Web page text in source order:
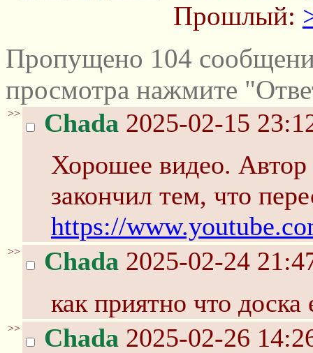
Прошлый:
Пропущено 104
просмотра нажмите
>> Chada 2025-02-15
Хорошее видео. Автор
закончил тем, что
https://
>> Chada 2025-02-24
как приятно что
>> Chada 2025-02-26